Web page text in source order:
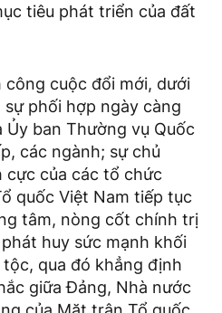
tiêu phát triển của đất
công cuộc đổi mới, dưới
phối hợp ngày càng
Ủy ban Thường vụ Quốc
các ngành; sự chủ
cực của các tổ chức
quốc Việt Nam tiếp tục
tâm, nòng cốt chính trị
huy sức mạnh khối
qua đó khẳng định
giữa Đảng, Nhà nước